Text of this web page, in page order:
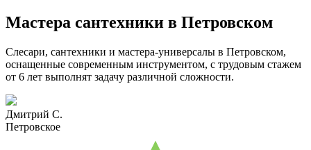
Мастера сантехники в Петровском
Слесари, сантехники и мастера-универсалы в Петровском,
оснащенные современным инструментом, с трудовым стажем
от 6 лет выполнят задачу различной сложности.
Дмитрий С.
Петровское